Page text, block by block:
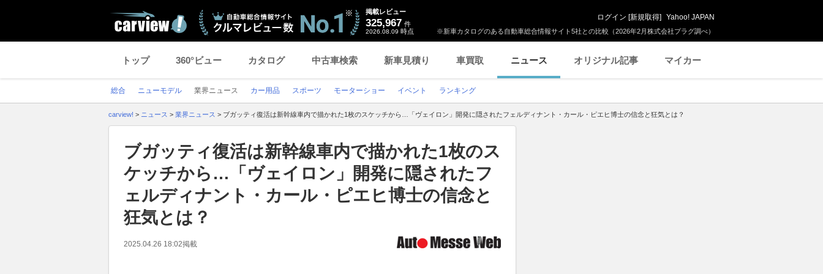
※新車カタログのある自動車総合情報サイト5社との比較（2026年2月株式会社プラグ調べ）
掲載レビュー
325,967 件
2026.08.09 時点
ログイン [新規取得] Yahoo! JAPAN
トップ 360°ビュー カタログ 中古車検索 新車見積り 車買取 ニュース オリジナル記事 マイカー
総合 ニューモデル 業界ニュース カー用品 スポーツ モーターショー イベント ランキング
carview! > ニュース > 業界ニュース > ブガッティ復活は新幹線車内で描かれた1枚のスケッチから…「ヴェイロン」開発に隠されたフェルディナント・カール・ピエヒ博士の信念と狂気とは？
ブガッティ復活は新幹線車内で描かれた1枚のス
ケッチから…「ヴェイロン」開発に隠されたフ
ェルディナント・カール・ピエヒ博士の信念と
狂気とは？
2025.04.26 18:02掲載